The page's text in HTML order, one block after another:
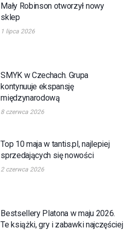
Mały Robinson otworzył nowy
sklep
1 lipca 2026
SMYK w Czechach. Grupa
kontynuuje ekspansję
międzynarodową
8 czerwca 2026
Top 10 maja w tantis.pl, najlepiej
sprzedających się nowości
2 czerwca 2026
Bestsellery Platona w maju 2026.
Te książki, gry i zabawki najczęściej